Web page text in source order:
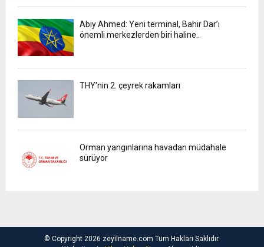
Abiy Ahmed: Yeni terminal, Bahir Dar’ı
önemli merkezlerden biri haline..
THY'nin 2. çeyrek rakamları
Orman yangınlarına havadan müdahale
sürüyor
© Copyright 2026 zeyilname.com Tüm Hakları Saklıdır.